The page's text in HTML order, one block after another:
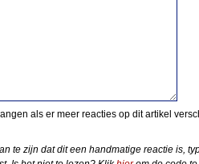
als er meer reacties op dit artikel
te zijn dat dit een handmatige reactie is,